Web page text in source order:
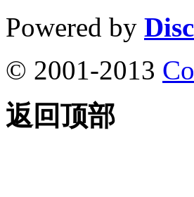
Powered by
© 2001-2013
返回顶部